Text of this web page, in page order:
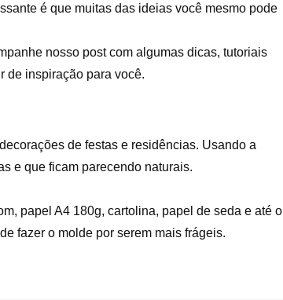
é que muitas das ideias você mesmo pode
nosso post com algumas dicas, tutoriais
de inspiração para você.
de festas e residências. Usando a
e que ficam parecendo naturais.
papel A4 180g, cartolina, papel de seda e até o
fazer o molde por serem mais frágeis.